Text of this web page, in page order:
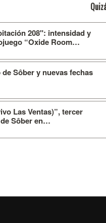
208": intensidad y
“Oxide Room…
Sôber y nuevas fechas
Las Ventas)”, tercer
Sôber en…